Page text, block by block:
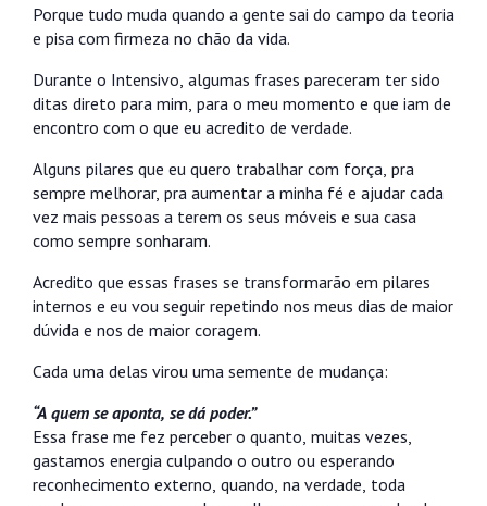
Porque tudo muda quando a gente sai do campo da teoria
e pisa com firmeza no chão da vida.
Durante o Intensivo, algumas frases pareceram ter sido
ditas direto para mim, para o meu momento e que iam de
encontro com o que eu acredito de verdade.
Alguns pilares que eu quero trabalhar com força, pra
sempre melhorar, pra aumentar a minha fé e ajudar cada
vez mais pessoas a terem os seus móveis e sua casa
como sempre sonharam.
Acredito que essas frases se transformarão em pilares
internos e eu vou seguir repetindo nos meus dias de maior
dúvida e nos de maior coragem.
Cada uma delas virou uma semente de mudança:
“A quem se aponta, se dá poder.”
Essa frase me fez perceber o quanto, muitas vezes,
gastamos energia culpando o outro ou esperando
reconhecimento externo, quando, na verdade, toda